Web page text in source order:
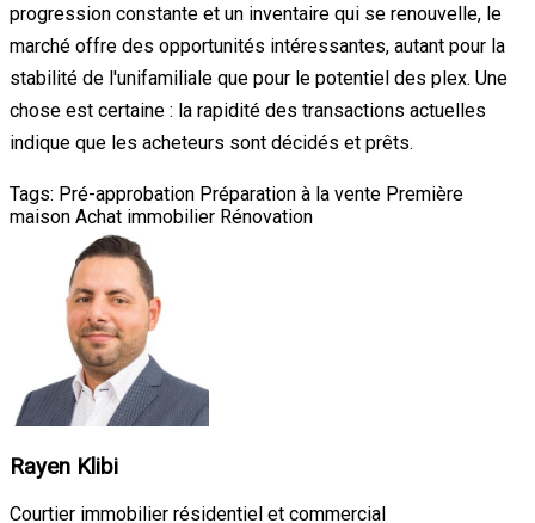
progression constante et un inventaire qui se renouvelle, le
marché offre des opportunités intéressantes, autant pour la
stabilité de l'unifamiliale que pour le potentiel des plex. Une
chose est certaine : la rapidité des transactions actuelles
indique que les acheteurs sont décidés et prêts.
Tags: Pré-approbation Préparation à la vente Première
maison Achat immobilier Rénovation
Rayen Klibi
Courtier immobilier résidentiel et commercial